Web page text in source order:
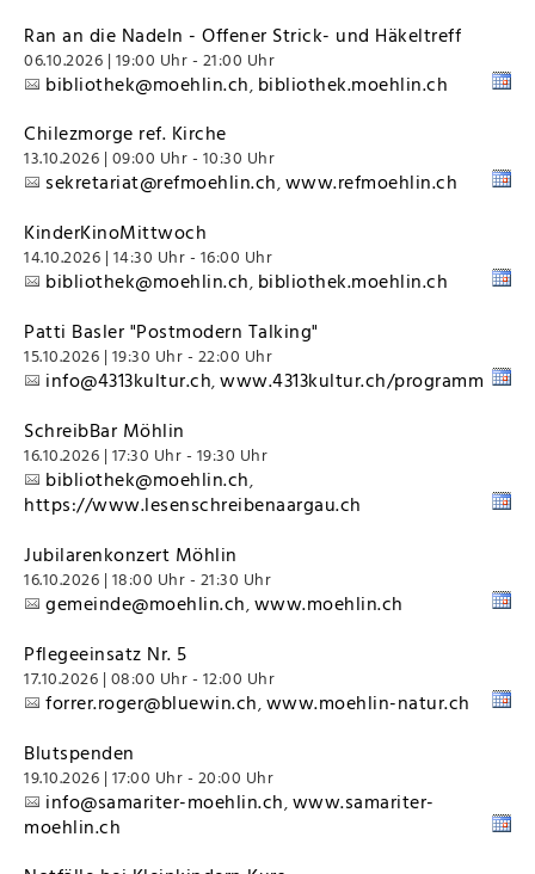
Ran an die Nadeln - Offener Strick- und Häkeltreff
06.10.2026 | 19:00 Uhr - 21:00 Uhr
bibliothek@moehlin.ch, bibliothek.moehlin.ch
Chilezmorge ref. Kirche
13.10.2026 | 09:00 Uhr - 10:30 Uhr
sekretariat@refmoehlin.ch,www.refmoehlin.ch
KinderKinoMittwoch
14.10.2026 | 14:30 Uhr - 16:00 Uhr
bibliothek@moehlin.ch, bibliothek.moehlin.ch
Patti Basler "Postmodern Talking"
15.10.2026 | 19:30 Uhr - 22:00 Uhr
info@4313kultur.ch,www.4313kultur.ch/programm
SchreibBar Möhlin
16.10.2026 | 17:30 Uhr - 19:30 Uhr
bibliothek@moehlin.ch,
https://www.lesenschreibenaargau.ch
Jubilarenkonzert Möhlin
16.10.2026 | 18:00 Uhr - 21:30 Uhr
gemeinde@moehlin.ch,www.moehlin.ch
Pflegeeinsatz Nr. 5
17.10.2026 | 08:00 Uhr - 12:00 Uhr
forrer.roger@bluewin.ch,www.moehlin-natur.ch
Blutspenden
19.10.2026 | 17:00 Uhr - 20:00 Uhr
info@samariter-moehlin.ch,www.samariter-
moehlin.ch